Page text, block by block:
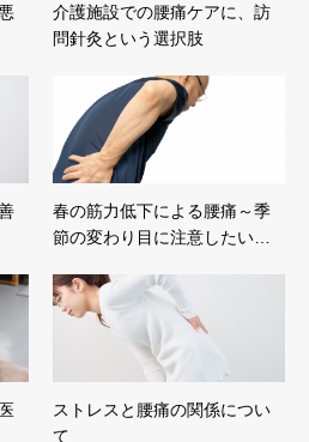
介護施設での腰痛ケアに、訪
問針灸という選択肢
春の筋力低下による腰痛～季
節の変わり目に注意したい…
ストレスと腰痛の関係につい
て